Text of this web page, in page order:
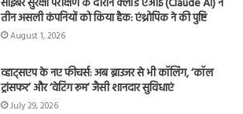
तीन असली कंपनियों को किया हैक: एंथ्रोपिक ने की पुष्टि
August 1, 2026
व्हाट्सएप के नए फीचर्स: अब ब्राउजर से भी कॉलिंग, ‘कॉल
ट्रांसफर’ और ‘वेटिंग रूम’ जैसी शानदार सुविधाएं
July 29, 2026